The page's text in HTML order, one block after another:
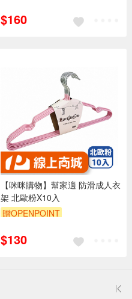
$160
【咪咪購物】幫家適 防滑成人衣
架 北歐粉X10入
贈OPENPOINT
$130